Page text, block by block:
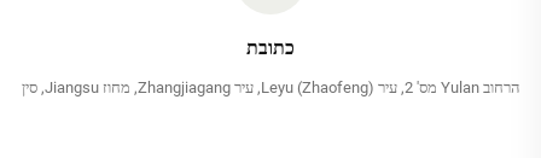
כתובת
הרחוב Yulan מס' 2, עיר Leyu (Zhaofeng), עיר Zhangjiagang, מחוז Jiangsu, סין